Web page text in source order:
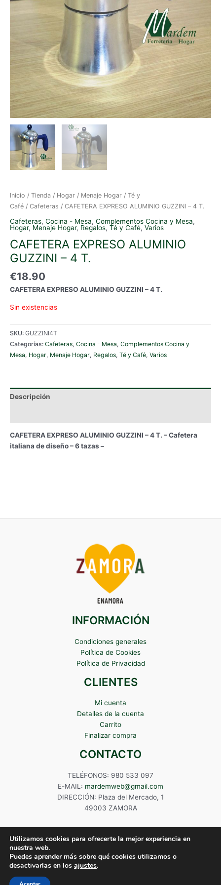
Inicio / Tienda / Hogar / Menaje Hogar / Té y
Café / Cafeteras / CAFETERA EXPRESO ALUMINIO GUZZINI – 4 T.
Cafeteras, Cocina - Mesa, Complementos Cocina y Mesa,
Hogar, Menaje Hogar, Regalos, Té y Café, Varios
CAFETERA EXPRESO ALUMINIO
GUZZINI – 4 T.
€18.90
CAFETERA EXPRESO ALUMINIO GUZZINI – 4 T.
Sin existencias
SKU: GUZZINI4T
Categorías: Cafeteras, Cocina - Mesa, Complementos Cocina y
Mesa, Hogar, Menaje Hogar, Regalos, Té y Café, Varios
Descripción
CAFETERA EXPRESO ALUMINIO GUZZINI – 4 T. – Cafetera
italiana de diseño – 6 tazas –
INFORMACIÓN
Condiciones generales
Política de Cookies
Política de Privacidad
CLIENTES
Mi cuenta
Detalles de la cuenta
Carrito
Finalizar compra
CONTACTO
TELÉFONOS: 980 533 097
E-MAIL: mardemweb@gmail.com
DIRECCIÓN: Plaza del Mercado, 1
49003 ZAMORA
Copyright © 2024 Mardem
Utilizamos cookies para ofrecerte la mejor experiencia en
nuestra web.
Puedes aprender más sobre qué cookies utilizamos o
desactivarlas en los ajustes.